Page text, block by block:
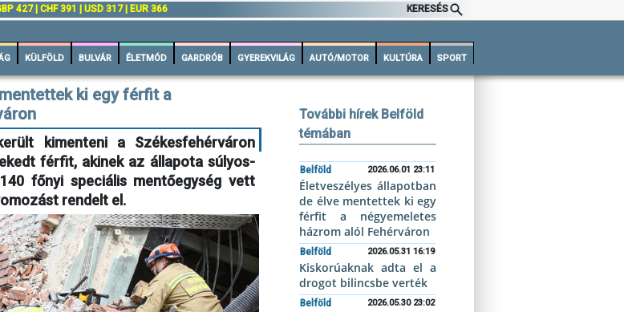
427 | CHF 391 | USD 317 | EUR 366 KERESÉS
KÜLFÖLD BULVÁR ÉLETMÓD GARDRÓB GYEREKVILÁG AUTÓ/MOTOR KULTÚRA SPORT
ki egy férfit a
kimenteni a Székesfehérváron
férfit, akinek az állapota súlyos-
főnyi speciális mentőegység vett
rendelt el.
További hírek Belföld
témában
Belföld 2026.06.01 23:11
Életveszélyes állapotban
de élve mentettek ki egy
férfit a négyemeletes
házrom alól Fehérváron
Belföld 2026.05.31 16:19
Kiskorúaknak adta el a
drogot bilincsbe verték
Belföld 2026.05.30 23:02